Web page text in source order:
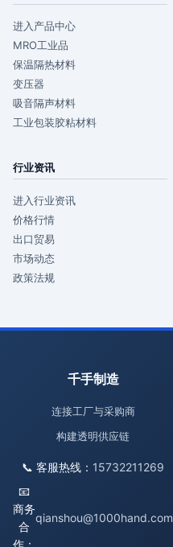
进入产品中心
MRO工业品
保温隔热材料
变压器
吸音隔声材料
工业包装胶粘材料
行业资讯
进入行业资讯
价格行情
出口贸易
市场动态
政策法规
千手制造
连接工厂与采购商
构建透明供应链
📞 客服热线： 15732211269
📧
商务
合
作：
qianshou@1000hand.com